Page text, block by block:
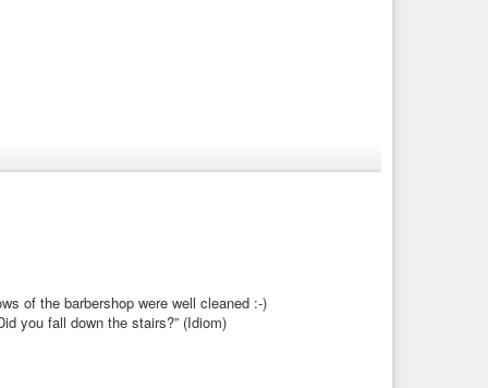
of the barbershop were well cleaned :-)
you fall down the stairs?” (Idiom)